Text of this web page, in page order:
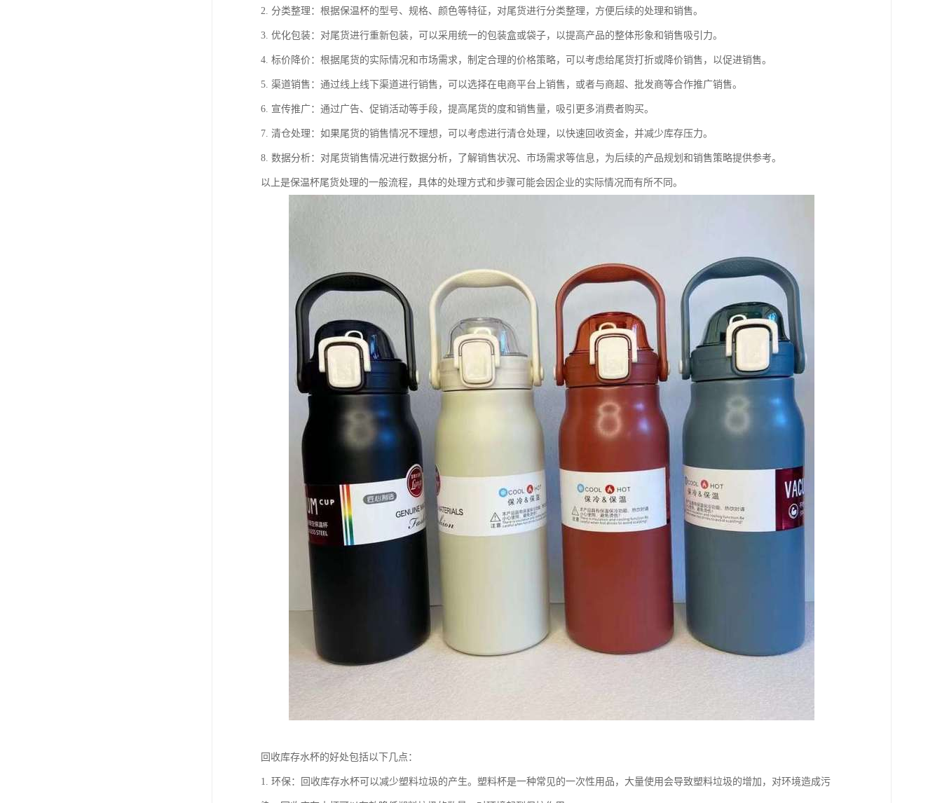
2. 分类整理：根据保温杯的型号、规格、颜色等特征，对尾货进行分类整理，方便后续的处理和销售。
3. 优化包装：对尾货进行重新包装，可以采用统一的包装盒或袋子，以提高产品的整体形象和销售吸引力。
4. 标价降价：根据尾货的实际情况和市场需求，制定合理的价格策略，可以考虑给尾货打折或降价销售，以促进销售。
5. 渠道销售：通过线上线下渠道进行销售，可以选择在电商平台上销售，或者与商超、批发商等合作推广销售。
6. 宣传推广：通过广告、促销活动等手段，提高尾货的度和销售量，吸引更多消费者购买。
7. 清仓处理：如果尾货的销售情况不理想，可以考虑进行清仓处理，以快速回收资金，并减少库存压力。
8. 数据分析：对尾货销售情况进行数据分析，了解销售状况、市场需求等信息，为后续的产品规划和销售策略提供参考。
以上是保温杯尾货处理的一般流程，具体的处理方式和步骤可能会因企业的实际情况而有所不同。
回收库存水杯的好处包括以下几点：
1. 环保：回收库存水杯可以减少塑料垃圾的产生。塑料杯是一种常见的一次性用品，大量使用会导致塑料垃圾的增加，对环境造成污